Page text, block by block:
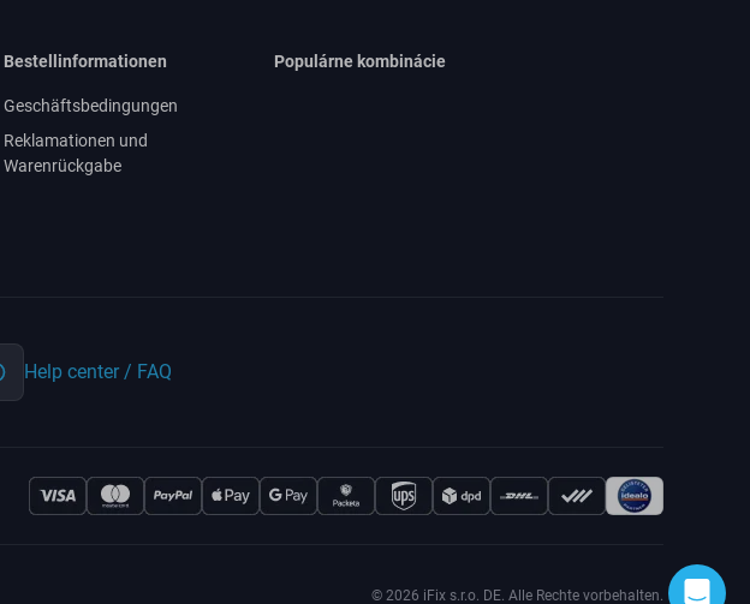
Bestellinformationen
Geschäftsbedingungen
Reklamationen und
Warenrückgabe
Populárne kombinácie
Help center / FAQ
© 2026 iFix s.r.o. DE. Alle Rechte vorbehalten.